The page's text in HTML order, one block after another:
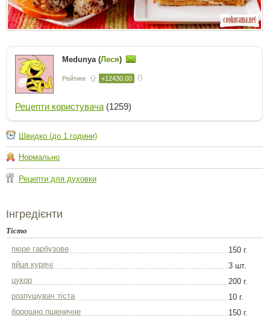
Medunya (Леся)
Рейтинг +12430.00
Рецепти користувача (1259)
Швидко (до 1 години)
Нормально
Рецепти для духовки
Інгредієнти
Тісто
пюре гарбузове
150 г.
яйця курячі
3 шт.
цукор
200 г.
розпушувач тіста
10 г.
борошно пшеничне
150 г.